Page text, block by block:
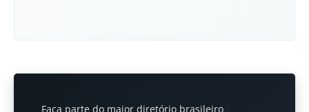
Faça parte do maior diretório brasileiro